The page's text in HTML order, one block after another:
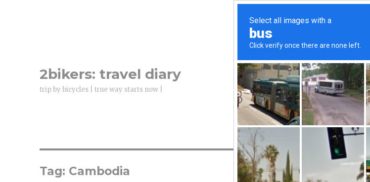
2bikers: travel diary
trip by bicycles | true way starts now |
The project
Tag: Cambodia